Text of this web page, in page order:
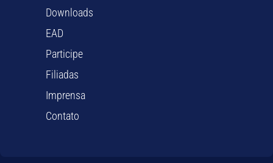
Downloads
EAD
Participe
Filiadas
Imprensa
Contato